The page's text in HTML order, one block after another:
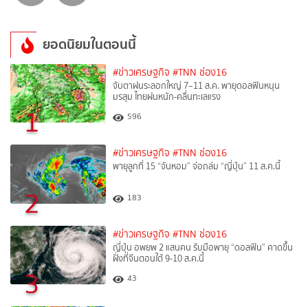
ยอดนิยมในตอนนี้
1
#ข่าวเศรษฐกิจ #TNN ช่อง16
จับตาฝนระลอกใหญ่ 7–11 ส.ค. พายุดอลฟินหนุน
มรสุม ไทยฝนหนัก-คลื่นทะเลแรง
596
2
#ข่าวเศรษฐกิจ #TNN ช่อง16
พายุลูกที่ 15 “จันหอม” จ่อถล่ม “ญี่ปุ่น” 11 ส.ค.นี้
183
3
#ข่าวเศรษฐกิจ #TNN ช่อง16
ญี่ปุ่น อพยพ 2 แสนคน รับมือพายุ “ดอลฟิน” คาดขึ้น
ฝั่งที่จีนตอนใต้ 9-10 ส.ค.นี้
43